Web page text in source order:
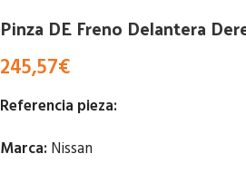
Pinza DE Freno Delantera
245,57€
Referencia pieza:
Marca: Nissan